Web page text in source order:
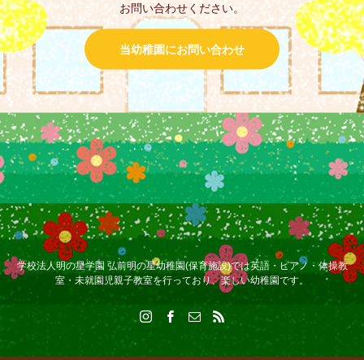
お問い合わせください。
当幼稚園にお問い合わせ
学校法人明の星学園 弘前明の星幼稚園(保育施設)では英語・ピアノ・体操教
室・未就園児親子教室を行っており、楽しい幼稚園です。